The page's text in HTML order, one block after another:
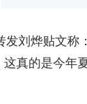
刘烨贴文称
真的是今年